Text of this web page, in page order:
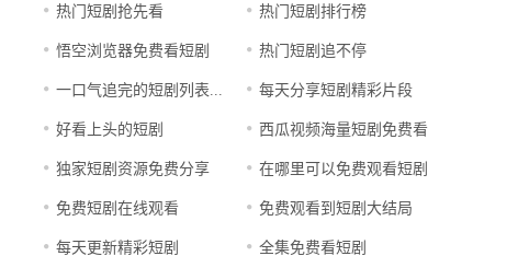
热门短剧抢先看 热门短剧排行榜
悟空浏览器免费看短剧 热门短剧追不停
每天分享短剧精彩片段
好看上头的短剧 西瓜视频海量短剧免费看
独家短剧资源免费分享 在哪里可以免费观看短剧
免费短剧在线观看 免费观看到短剧大结局
每天更新精彩短剧 全集免费看短剧